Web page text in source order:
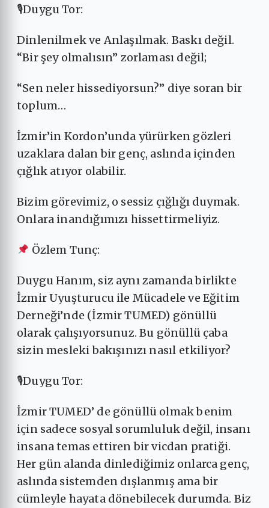
🎙Duygu Tor:
Dinlenilmek ve Anlaşılmak. Baskı değil.
“Bir şey olmalısın” zorlaması değil;
“Sen neler hissediyorsun?” diye soran bir
toplum…
İzmir’in Kordon’unda yürürken gözleri
uzaklara dalan bir genç, aslında içinden
çığlık atıyor olabilir.
Bizim görevimiz, o sessiz çığlığı duymak.
Onlara inandığımızı hissettirmeliyiz.
Özlem Tunç:
Duygu Hanım, siz aynı zamanda birlikte
İzmir Uyuşturucu ile Mücadele ve Eğitim
Derneği’nde (İzmir TUMED) gönüllü
olarak çalışıyorsunuz. Bu gönüllü çaba
sizin mesleki bakışınızı nasıl etkiliyor?
🎙Duygu Tor:
İzmir TUMED’ de gönüllü olmak benim
için sadece sosyal sorumluluk değil, insanı
insana temas ettiren bir vicdan pratiği.
Her gün alanda dinlediğimiz onlarca genç,
aslında sistemden dışlanmış ama bir
cümleyle hayata dönebilecek durumda. Biz